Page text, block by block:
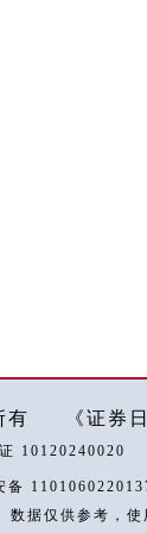
有 《证券
10120240020
备
数据仅供参考，